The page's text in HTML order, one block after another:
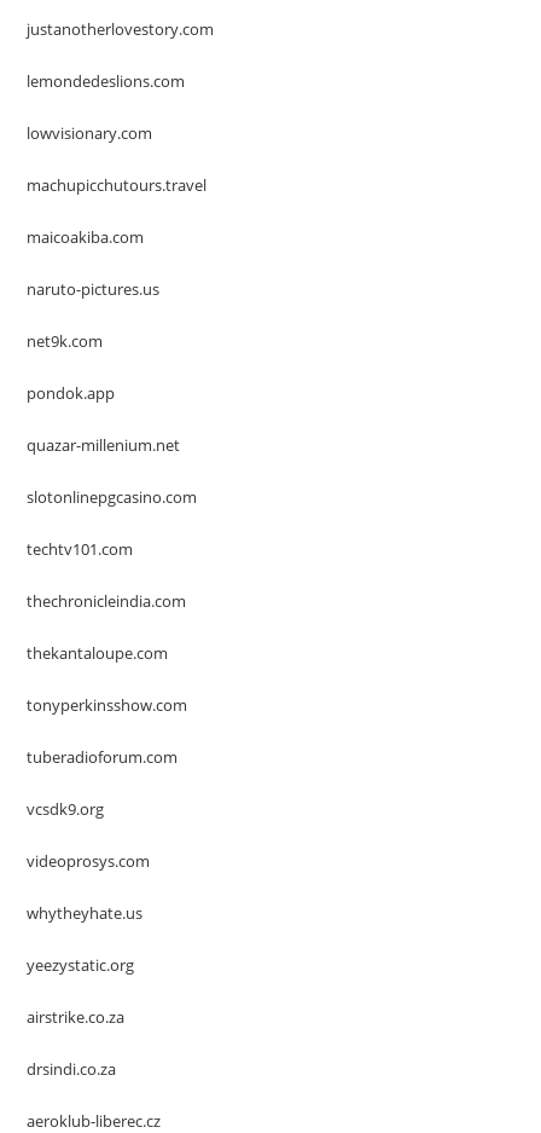
justanotherlovestory.com
lemondedeslions.com
lowvisionary.com
machupicchutours.travel
maicoakiba.com
naruto-pictures.us
net9k.com
pondok.app
quazar-millenium.net
slotonlinepgcasino.com
techtv101.com
thechronicleindia.com
thekantaloupe.com
tonyperkinsshow.com
tuberadioforum.com
vcsdk9.org
videoprosys.com
whytheyhate.us
yeezystatic.org
airstrike.co.za
drsindi.co.za
aeroklub-liberec.cz